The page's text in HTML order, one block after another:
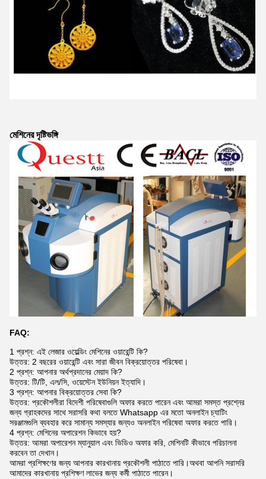
মেশিনের দৃষ্টিভঙ্গি
FAQ:
1 প্রশ্ন: এই লেজার ওয়েল্ডিং মেশিনের ওয়ারেন্টি কি?
উত্তর: 2 বছরের ওয়ারেন্টি এবং সারা জীবন বিক্রয়োত্তর পরিষেবা।
2 প্রশ্ন: আপনার অর্থপ্রদানের মেয়াদ কি?
উত্তর: টি/টি, এল/সি, ওয়েস্টেন ইউনিয়ন ইত্যাদি।
3 প্রশ্ন: আপনার বিক্রয়োত্তর সেবা কি?
উত্তর: প্রকৌশলীরা বিদেশী পরিষেবাগুলি অফার করতে পারেন এবং আমরা সমস্ত প্রশ্নের
জন্য গ্রাহকদের সাথে সরাসরি কথা বলতে Whatsapp এর মতো অনলাইন চ্যাটিং
সরঞ্জামগুলি ব্যবহার করে সামান্য সমস্যার জন্যও অনলাইন পরিষেবা অফার করতে পারি।
4 প্রশ্ন: মেশিনের অপারেশন কিভাবে হয়?
উত্তর: আমরা অপারেশন ম্যানুয়াল এবং ভিডিও অফার করি, মেশিনটি কীভাবে পরিচালনা
করবেন তা দেখান।
আমরা প্রশিক্ষণের জন্য আপনার কারখানায় প্রকৌশলী পাঠাতে পারি।অথবা আপনি সরাসরি
আমাদের কারখানায় প্রশিক্ষণ লাভের জন্য কর্মী পাঠাতে পারেন।